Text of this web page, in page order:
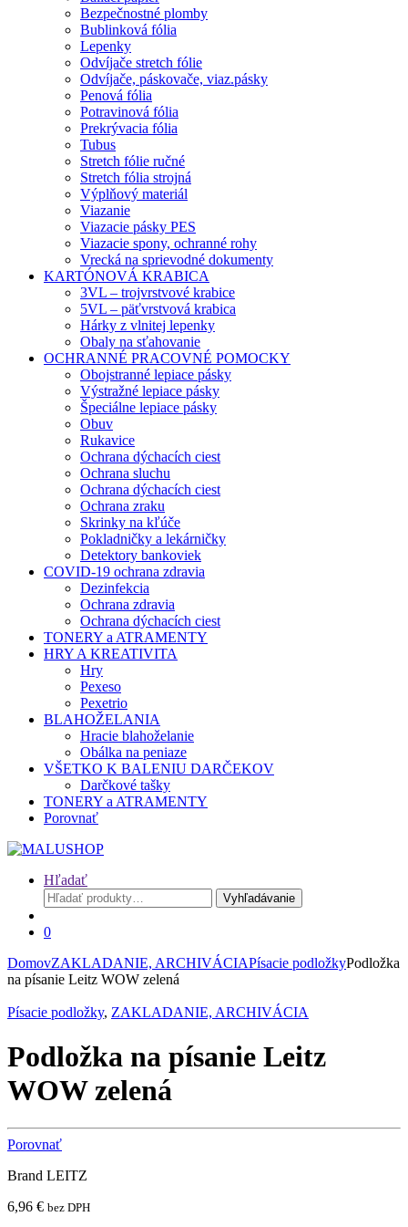
Bezpečnostné plomby
Bublinková fólia
Lepenky
Odvíjače stretch fólie
Odvíjače, páskovače, viaz.pásky
Penová fólia
Potravinová fólia
Prekrývacia fólia
Tubus
Stretch fólie ručné
Stretch fólia strojná
Výplňový materiál
Viazanie
Viazacie pásky PES
Viazacie spony, ochranné rohy
Vrecká na sprievodné dokumenty
KARTÓNOVÁ KRABICA
3VL – trojvrstvové krabice
5VL – päťvrstvová krabica
Hárky z vlnitej lepenky
Obaly na sťahovanie
OCHRANNÉ PRACOVNÉ POMOCKY
Obojstranné lepiace pásky
Výstražné lepiace pásky
Špeciálne lepiace pásky
Obuv
Rukavice
Ochrana dýchacích ciest
Ochrana sluchu
Ochrana dýchacích ciest
Ochrana zraku
Skrinky na kľúče
Pokladničky a lekárničky
Detektory bankoviek
COVID-19 ochrana zdravia
Dezinfekcia
Ochrana zdravia
Ochrana dýchacích ciest
TONERY a ATRAMENTY
HRY A KREATIVITA
Hry
Pexeso
Pexetrio
BLAHOŽELANIA
Hracie blahoželanie
Obálka na peniaze
VŠETKO K BALENIU DARČEKOV
Darčkové tašky
TONERY a ATRAMENTY
Porovnať
Hľadať
Hľadať:
Vyhľadávanie
0
DomovZAKLADANIE, ARCHIVÁCIAPísacie podložkyPodložka
na písanie Leitz WOW zelená
Písacie podložky, ZAKLADANIE, ARCHIVÁCIA
Podložka na písanie Leitz
WOW zelená
Porovnať
Brand LEITZ
6,96 € bez DPH